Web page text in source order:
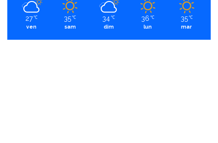
27 ℃
ven
35 ℃
sam
34 ℃
dim
36 ℃
lun
35 ℃
mar